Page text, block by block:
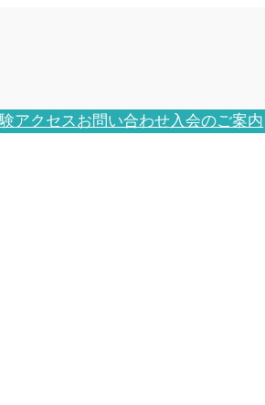
アクセス お問い合わせ入会のご案内